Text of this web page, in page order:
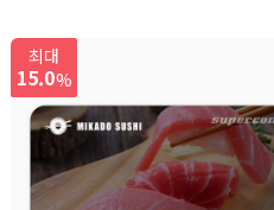
최대
15.0%